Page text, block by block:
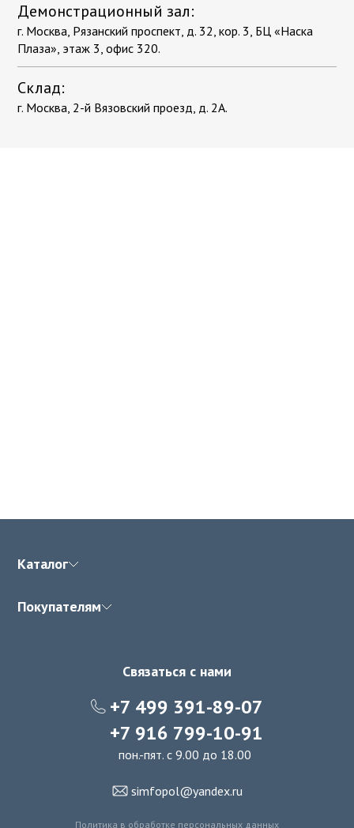
Демонстрационный зал:
г. Москва, Рязанский проспект, д. 32, кор. 3, БЦ «Наска
Плаза», этаж 3, офис 320.
Склад:
г. Москва, 2-й Вязовский проезд, д. 2А.
Каталог
Покупателям
Связаться с нами
+7 499 391-89-07
+7 916 799-10-91
пон.-пят. с 9.00 до 18.00
simfopol@yandex.ru
Политика в обработке персональных данных